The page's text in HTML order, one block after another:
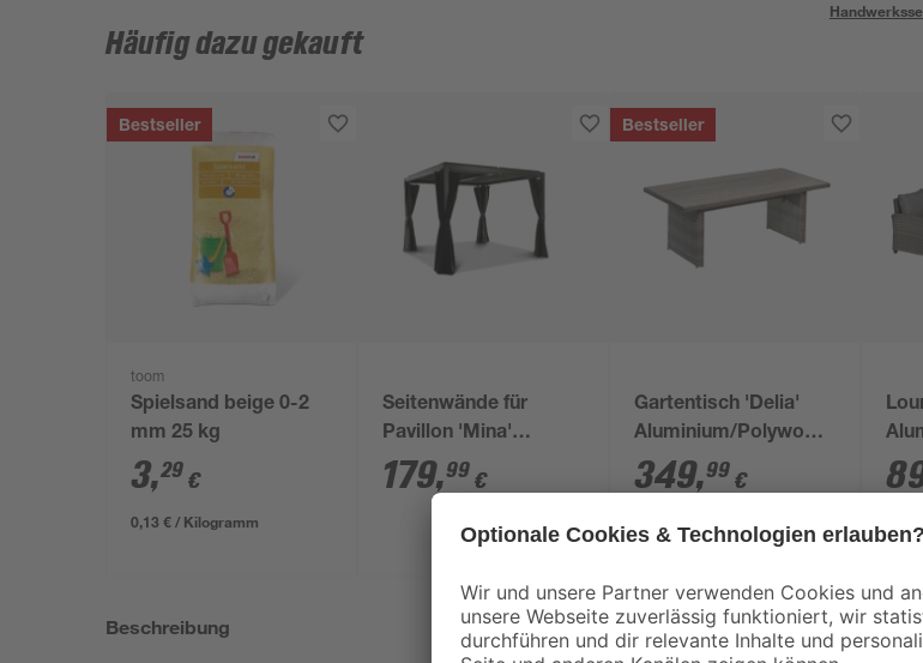
Häufig dazu gekauft
Bestseller
toom
Spielsand beige 0-2
mm 25 kg
3,29 €
0,13 € / Kilogramm
Seitenwände für
Pavillon 'Mina'
schwarz 4er-Set
179,99 €
Bestseller
Gartentisch 'Delia'
Aluminium/Polywood
94 x 74 x 210 cm
349,99 €
Beschreibung